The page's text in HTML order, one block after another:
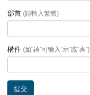
部首 (請輸入繁體)
構件 (如“禧”可輸入“示”或“喜”)
提交